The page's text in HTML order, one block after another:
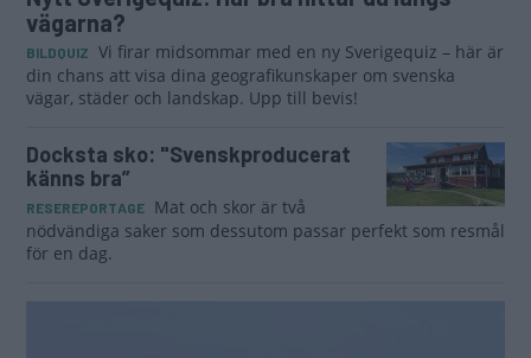
vägarna?
BILDQUIZ
Vi firar midsommar med en ny Sverigequiz – här är
din chans att visa dina geografikunskaper om svenska
vägar, städer och landskap. Upp till bevis!
Docksta sko: "Svenskproducerat
känns bra”
RESEREPORTAGE
Mat och skor är två
nödvändiga saker som dessutom passar perfekt som resmål
för en dag.